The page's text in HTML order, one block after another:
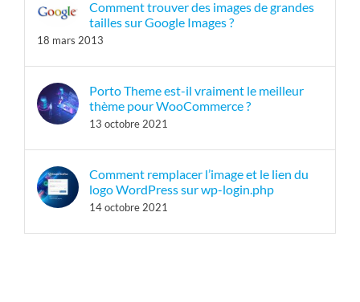
Comment trouver des images de grandes
tailles sur Google Images ?
18 mars 2013
Porto Theme est-il vraiment le meilleur
thème pour WooCommerce ?
13 octobre 2021
Comment remplacer l’image et le lien du
logo WordPress sur wp-login.php
14 octobre 2021